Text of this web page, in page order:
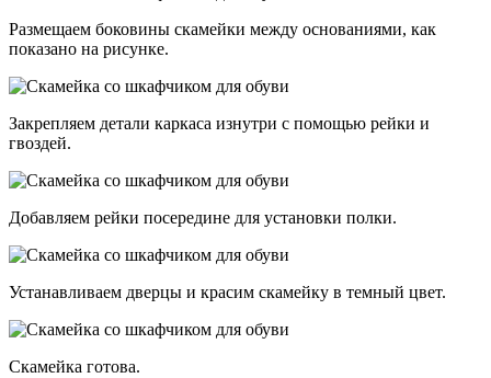
Размещаем боковины скамейки между основаниями, как
показано на рисунке.
Закрепляем детали каркаса изнутри с помощью рейки и
гвоздей.
Добавляем рейки посередине для установки полки.
Устанавливаем дверцы и красим скамейку в темный цвет.
Скамейка готова.